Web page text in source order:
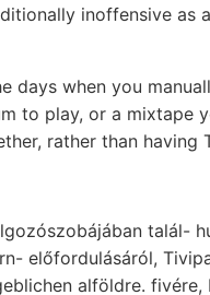
inoffensive as
days when you
to play, or a mixtape
rather than having
talál-
előfordulásáról,
alföldre. fivére,